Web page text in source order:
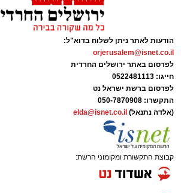
הודעות לאתר ניתן לשלוח בדוא"ל:
orjerusalem@isnet.co.il
לפרסום באתר ירושלים החרדית
חייגו: 0522481113
לפרסום ברשת ישראל נט
התקשרו: 050-7870908
(אלדה נתנאל) elda@isnet.co.il
קבוצת התקשורת ומקומוני הרשת: